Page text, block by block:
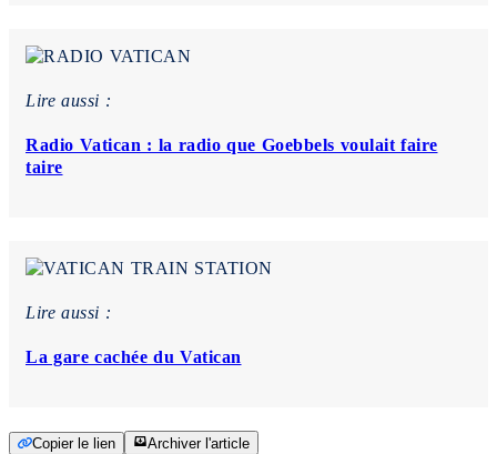
Lire aussi :
Radio Vatican : la radio que Goebbels voulait faire
taire
Lire aussi :
La gare cachée du Vatican
Copier le lien Archiver l'article